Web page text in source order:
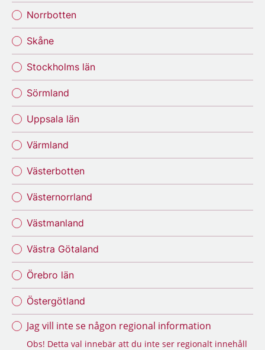
Norrbotten
Skåne
Stockholms län
Sörmland
Uppsala län
Värmland
Västerbotten
Västernorrland
Västmanland
Västra Götaland
Örebro län
Östergötland
Jag vill inte se någon regional information
Obs! Detta val innebär att du inte ser regionalt innehåll